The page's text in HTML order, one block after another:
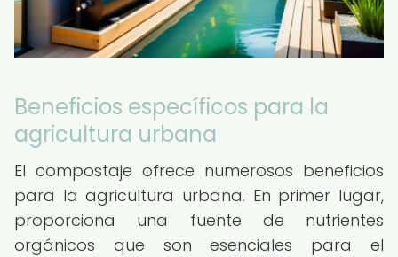
Beneficios específicos para la
agricultura urbana
El compostaje ofrece numerosos beneficios
para la agricultura urbana. En primer lugar,
proporciona una fuente de nutrientes
orgánicos que son esenciales para el